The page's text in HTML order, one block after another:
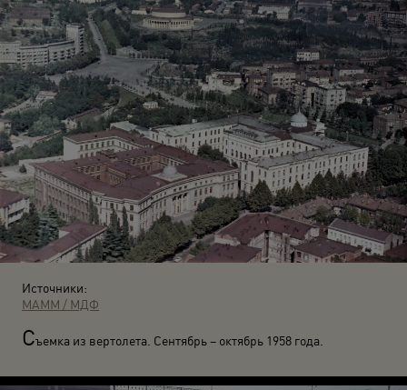
Источники:
МАММ / МДФ
Съемка из вертолета. Сентябрь – октябрь 1958 года.